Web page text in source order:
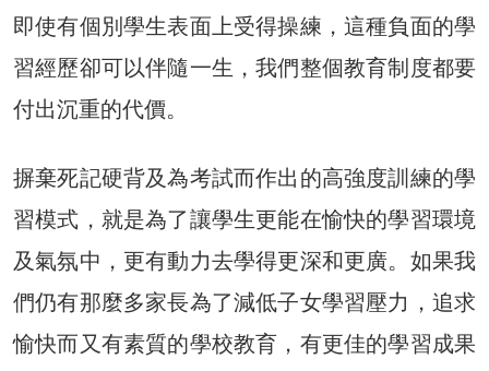
即使有個別學生表面上受得操練，這種負面的學
習經歷卻可以伴隨一生，我們整個教育制度都要
付出沉重的代價。
摒棄死記硬背及為考試而作出的高強度訓練的學
習模式，就是為了讓學生更能在愉快的學習環境
及氣氛中，更有動力去學得更深和更廣。如果我
們仍有那麼多家長為了減低子女學習壓力，追求
愉快而又有素質的學校教育，有更佳的學習成果